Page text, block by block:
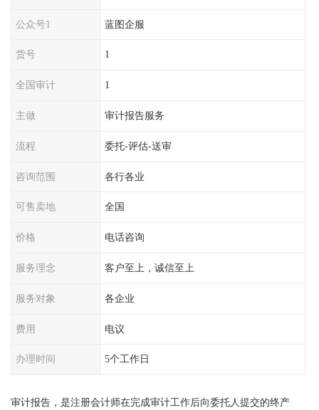
公众号1 蓝图企服
货号 1
全国审计 1
主做 审计报告服务
流程 委托-评估-送审
咨询范围 各行各业
可售卖地 全国
价格 电话咨询
服务理念 客户至上，诚信至上
服务对象 各企业
费用 电议
办理时间 5个工作日
审计报告，是注册会计师在完成审计工作后向委托人提交的终产